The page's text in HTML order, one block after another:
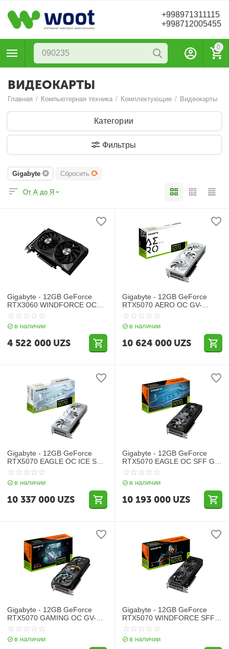
+998971311115
+998712005455
0
ВИДЕОКАРТЫ
Главная / Компьютерная техника / Комплектующие / Видеокарты
Категории
Фильтры
Gigabyte Сбросить
От А до Я
Gigabyte - 12GB GeForce
RTX3060 WINDFORCE OC
GV-N3060WF2OC-12GD
в наличии
4 522 000 UZS
Gigabyte - 12GB GeForce
RTX5070 AERO OC GV-
N5070AERO OC-12GD
в наличии
10 624 000 UZS
Gigabyte - 12GB GeForce
RTX5070 EAGLE OC ICE SFF
GV-N5070EAGLEOC ICE-
12GD
в наличии
10 337 000 UZS
Gigabyte - 12GB GeForce
RTX5070 EAGLE OC SFF GV-
N5070EAGLE OC-12GD
в наличии
10 193 000 UZS
Gigabyte - 12GB GeForce
RTX5070 GAMING OC GV-
N5070GAMING OC-12GD
в наличии
Gigabyte - 12GB GeForce
RTX5070 WINDFORCE SFF
GV-N5070WF3-12GD
в наличии